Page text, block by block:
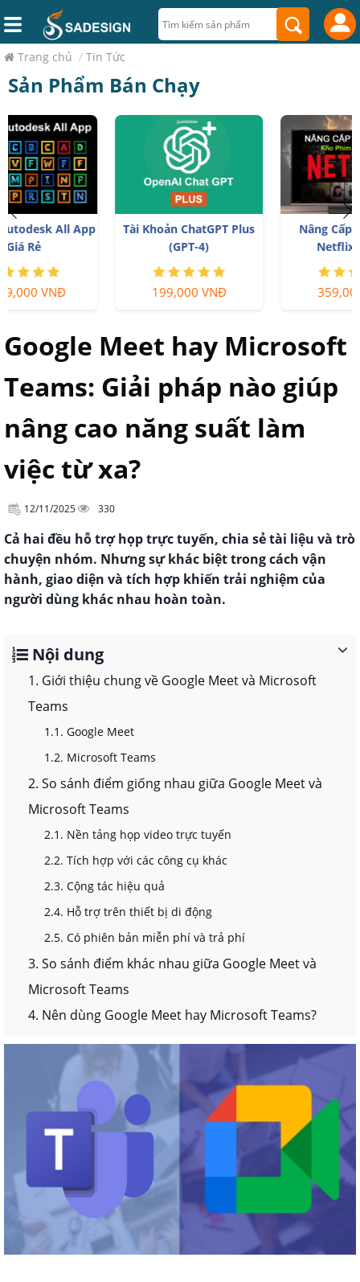
Trang chủ / Tin Tức
Sản Phẩm Bán Chạy
Nâng Cấp Tài Khoản
359,000 VNĐ
Key Windows 10/11 Pro
599,000 VNĐ
Google Meet hay Microsoft
Teams: Giải pháp nào giúp
nâng cao năng suất làm
việc từ xa?
12/11/2025 330
Cả hai đều hỗ trợ họp trực tuyến, chia sẻ tài liệu và trò
chuyện nhóm. Nhưng sự khác biệt trong cách vận
hành, giao diện và tích hợp khiến trải nghiệm của
người dùng khác nhau hoàn toàn.
Nội dung
1. Giới thiệu chung về Google Meet và Microsoft
Teams
1.1. Google Meet
1.2. Microsoft Teams
2. So sánh điểm giống nhau giữa Google Meet và
Microsoft Teams
2.1. Nền tảng họp video trực tuyến
2.2. Tích hợp với các công cụ khác
2.3. Cộng tác hiệu quả
2.4. Hỗ trợ trên thiết bị di động
2.5. Có phiên bản miễn phí và trả phí
3. So sánh điểm khác nhau giữa Google Meet và
Microsoft Teams
4. Nên dùng Google Meet hay Microsoft Teams?